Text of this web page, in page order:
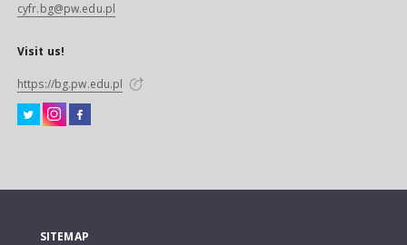
cyfr.bg@pw.edu.pl
Visit us!
https://bg.pw.edu.pl
SITEMAP